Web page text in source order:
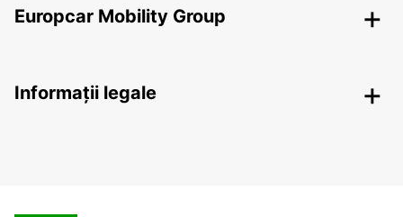
Europcar Mobility Group
Informații legale